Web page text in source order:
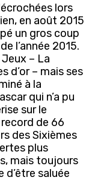
lors
en août 2015
un gros coup
l’année 2015.
– La
d’or – mais ses
à la
qui n’a pu
sur le
de 66
des Sixièmes
plus
mais toujours
saluée